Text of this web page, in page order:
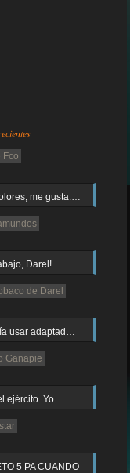
Fco
me gusta.…
Darel!
de Darel
usar adaptad…
Ganapie
ejército. Yo…
5 PA CUANDO